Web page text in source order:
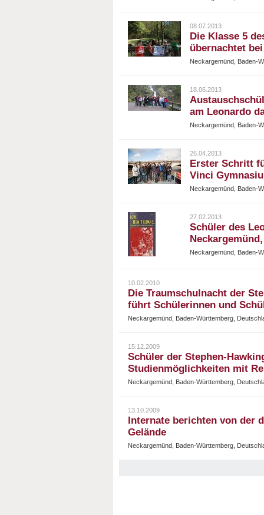
08.07.2013
Die Klasse 5
übernachtet
Neckargemünd, Baden-
18.06.2013
am Leonardo
Neckargemünd, Baden-
26.04.2013
Erster Schritt
Vinci
Neckargemünd, Baden-
27.02.2013
Schüler des
Neckargemünd, Baden-
10.02.2010
Die Traumschulnacht der
führt Schülerinnen und
Neckargemünd, Baden-Württemberg,
15.12.2009
Schüler der Stephen-
Studienmöglichkeiten mit
Neckargemünd, Baden-Württemberg,
13.10.2009
Internate berichten von der
Gelände
Neckargemünd, Baden-Württemberg,